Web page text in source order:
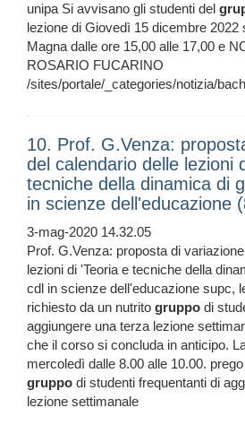
unipa Si avvisano gli studenti del
lezione di Giovedì 15 dicembre 2022
Magna dalle ore 15,00 alle 17,00 e
ROSARIO FUCARINO
/sites/portale/_categories/notizia/
10. Prof. G.Venza:
del calendario delle lezioni
tecniche della dinamica di
in scienze dell'educazione
3-mag-2020 14.32.05
Prof. G.Venza: proposta di
lezioni di 'Teoria e tecniche della
cdl in scienze dell'educazione supc,
richiesto da un nutrito gruppo di
aggiungere una terza lezione
che il corso si concluda in anticipo.
mercoledì dalle 8.00 alle 10.00.
gruppo di studenti frequentanti di
lezione settimanale